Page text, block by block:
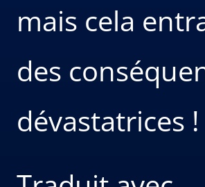
mais cela
des
dévastatrices !